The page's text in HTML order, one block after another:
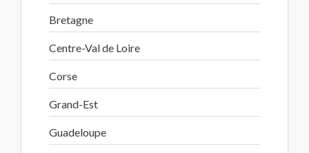
Bretagne
Centre-Val de Loire
Corse
Grand-Est
Guadeloupe